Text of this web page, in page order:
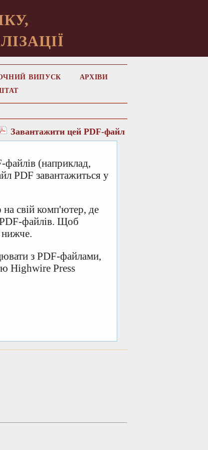
ВИПУСК
АРХІВИ
Завантажити цей PDF-файл
(наприклад,
PDF завантажиться у
свій комп'ютер, де
файлів. Щоб
нижче.
з PDF-файлами,
Highwire Press